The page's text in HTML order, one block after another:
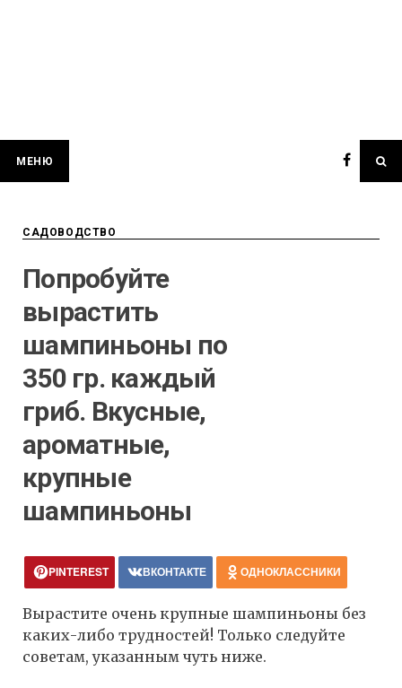
МЕНЮ
САДОВОДСТВО
Попробуйте
вырастить
шампиньоны по
350 гр. каждый
гриб. Вкусные,
ароматные,
крупные
шампиньоны
PINTEREST ВКОНТАКТЕ ОДНОКЛАССНИКИ
Вырастите очень крупные шампиньоны без
каких-либо трудностей! Только следуйте
советам, указанным чуть ниже.